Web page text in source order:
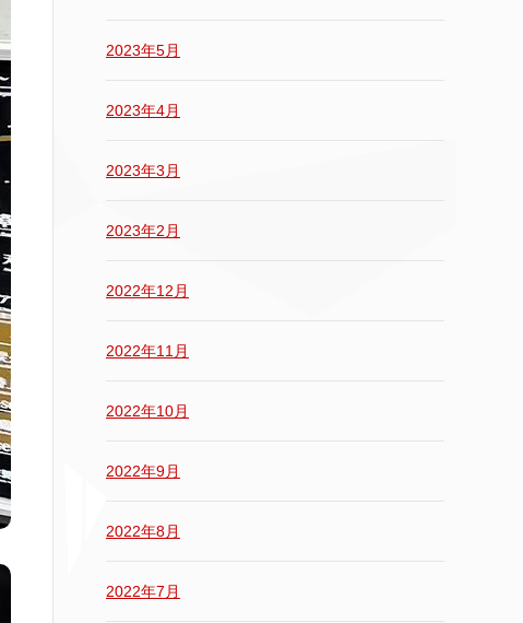
2023年5月
2023年4月
2023年3月
2023年2月
2022年12月
2022年11月
2022年10月
2022年9月
2022年8月
2022年7月